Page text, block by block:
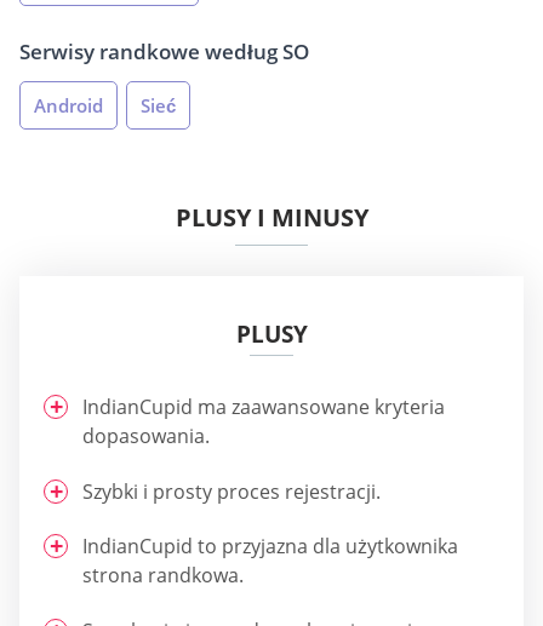
Serwisy randkowe według SO
Android Sieć
PLUSY I MINUSY
PLUSY
IndianCupid ma zaawansowane kryteria
dopasowania.
Szybki i prosty proces rejestracji.
IndianCupid to przyjazna dla użytkownika
strona randkowa.